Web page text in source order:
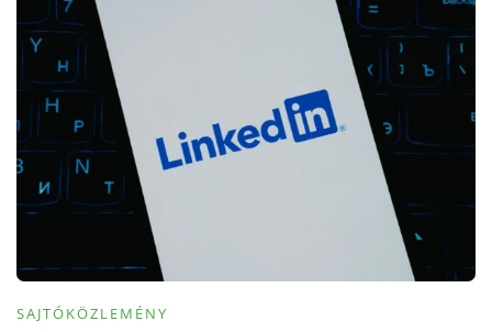
SAJTÓKÖZLEMÉNY